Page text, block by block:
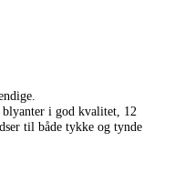
i god kvalitet, 12
til både tykke og tynde